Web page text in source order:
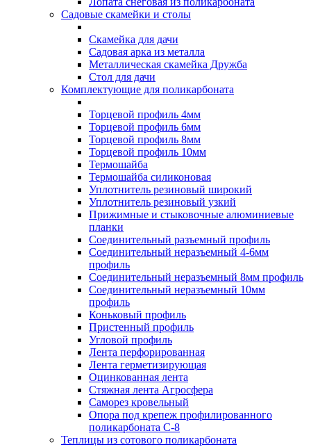
Садовые скамейки и столы
Скамейка для дачи
Садовая арка из металла
Металлическая скамейка Дружба
Стол для дачи
Комплектующие для поликарбоната
Торцевой профиль 4мм
Торцевой профиль 6мм
Торцевой профиль 8мм
Торцевой профиль 10мм
Термошайба
Термошайба силиконовая
Уплотнитель резиновый широкий
Уплотнитель резиновый узкий
Прижимные и стыковочные алюминиевые
планки
Соединительный разъемный профиль
Соединительный неразъемный 4-6мм
профиль
Соединительный неразъемный 8мм профиль
Соединительный неразъемный 10мм
профиль
Коньковый профиль
Пристенный профиль
Угловой профиль
Лента перфорированная
Лента герметизирующая
Оцинкованная лента
Стяжная лента Агросфера
Саморез кровельный
Опора под крепеж профилированного
поликарбоната С-8
Теплицы из сотового поликарбоната